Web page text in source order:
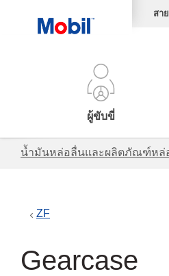
สา
ผู้ขับขี่
น้ำมันหล่อลื่นและผลิตภัณฑ์หล่อ
ZF
Gearcase